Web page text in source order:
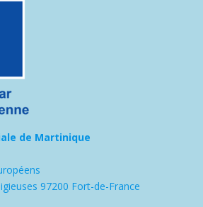
de Martinique
97200 Fort-de-France